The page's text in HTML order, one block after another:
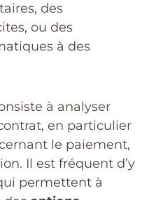
des
ou des
à des
à analyser
en particulier
le paiement,
Il est fréquent d’y
permettent à